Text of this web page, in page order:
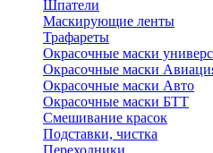
Шпатели
Маскирующие ленты
Трафареты
Окрасочные маски
Окрасочные маски
Окрасочные маски Авто
Окрасочные маски БТТ
Смешивание красок
Подставки, чистка
Переходники